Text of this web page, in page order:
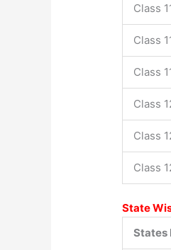
Class
Class
Class
Class
Class
Class
State
States